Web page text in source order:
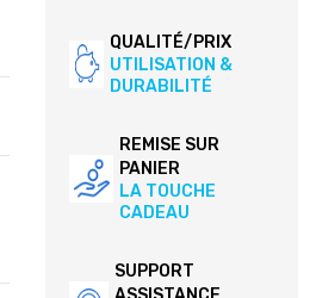
QUALITÉ/PRIX
UTILISATION &
DURABILITÉ
REMISE SUR
PANIER
LA TOUCHE
CADEAU
SUPPORT